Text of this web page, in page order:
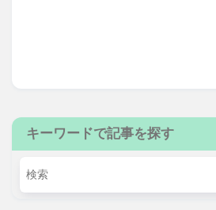
キーワードで記事を探す